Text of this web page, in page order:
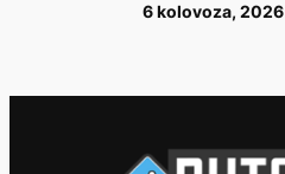
6 kolovoza, 2026